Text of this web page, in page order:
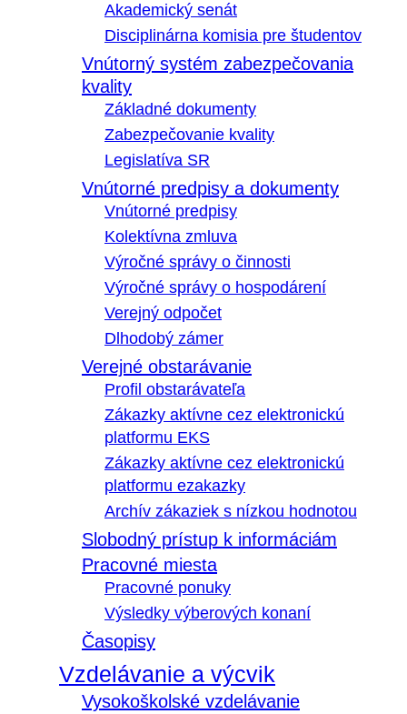
Akademický senát
Disciplinárna komisia pre študentov
Vnútorný systém zabezpečovania
kvality
Základné dokumenty
Zabezpečovanie kvality
Legislatíva SR
Vnútorné predpisy a dokumenty
Vnútorné predpisy
Kolektívna zmluva
Výročné správy o činnosti
Výročné správy o hospodárení
Verejný odpočet
Dlhodobý zámer
Verejné obstarávanie
Profil obstarávateľa
Zákazky aktívne cez elektronickú
platformu EKS
Zákazky aktívne cez elektronickú
platformu ezakazky
Archív zákaziek s nízkou hodnotou
Slobodný prístup k informáciám
Pracovné miesta
Pracovné ponuky
Výsledky výberových konaní
Časopisy
Vzdelávanie a výcvik
Vysokoškolské vzdelávanie